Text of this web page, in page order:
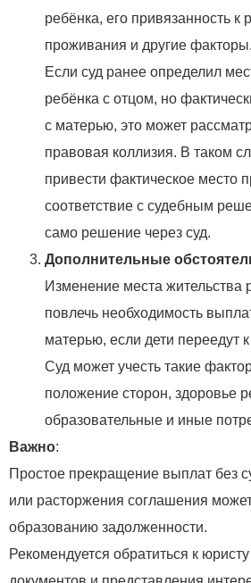
ребёнка, его привязанность к
проживания и другие факторы.
Если суд ранее определил
ребёнка с отцом, но
с матерью, это может
правовая коллизия. В таком
привести фактическое место
соответствие с судебным
само решение через суд.
Дополнительные
Изменение места жительства
повлечь необходимость
матерью, если дети переедут к
Суд может учесть такие
положение сторон, здоровье
образовательные и иные
Важно:
Простое прекращение выплат без
или расторжения соглашения
образованию задолженности.
Рекомендуется обратиться к